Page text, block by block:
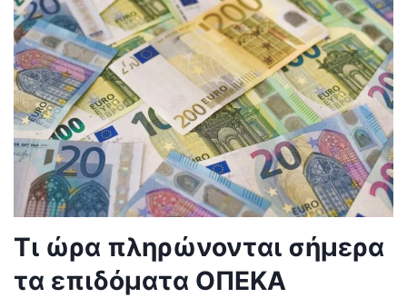
Τι ώρα πληρώνονται σήμερα
τα επιδόματα ΟΠΕΚΑ